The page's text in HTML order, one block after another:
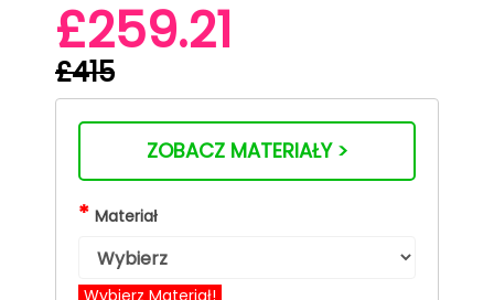
£259.21
£415
ZOBACZ MATERIAŁY >
* Materiał
Wybierz Materiał!